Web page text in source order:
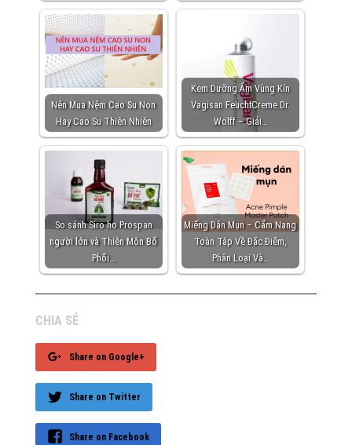
Nên Mua Nệm Cao Su Non
Hay Cao Su Thiên Nhiên
Kem Dưỡng Ẩm Vùng Kín
Vagisan FeuchtCreme Dr.
Wolff – Giải…
So sánh Siro ho Prospan
người lớn và Thiên Môn Bổ
Phổi…
Miếng Dán Mụn – Cẩm Nang
Toàn Tập Về Đặc Điểm,
Phân Loại Và…
CHIA SẺ
Share on Google+
Share on Twitter
Share on Facebook